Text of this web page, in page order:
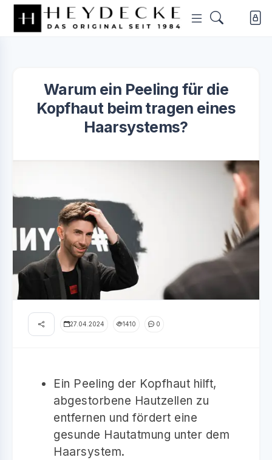
Warum ein Peeling für die
Kopfhaut beim tragen eines
Haarsystems?
27.04.2024 1410 0
Ein Peeling der Kopfhaut hilft,
abgestorbene Hautzellen zu
entfernen und fördert eine
gesunde Hautatmung unter dem
Haarsystem.